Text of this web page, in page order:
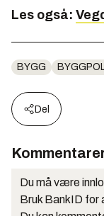
Les også:
BYGG
Del
Du må være
Bruk BankID for